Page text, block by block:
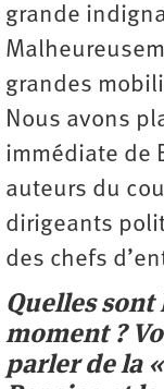
grande
grandes
Nous avons
immédiate de
auteurs du
dirigeants
des chefs
Quelles
moment ?
parler de la